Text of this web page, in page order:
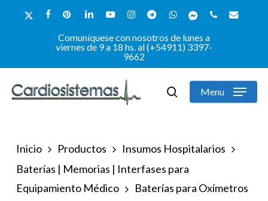
content
x-
facebookpinterestlinkedinyoutubeinstagramtelegramwhatsappmessengerphoneemail
Comuníquese con nosotros de lunes a
viernes de 9 a 18 hs. al (+54911) 3397-
9662
searchMenu
Inicio Productos
Insumos Hospitalarios
Baterías | Memorias | Interfases para
Equipamiento Médico
Baterías para Oxímetros